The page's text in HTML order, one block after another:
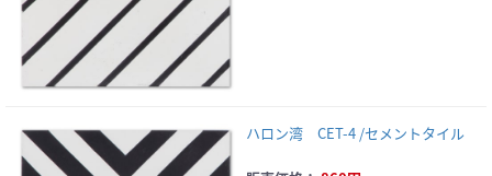
ハロン湾 CET-4 /セメントタイル